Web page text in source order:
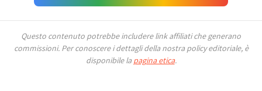
Questo contenuto potrebbe includere link affiliati che generano
commissioni. Per conoscere i dettagli della nostra policy editoriale, è
disponibile la pagina etica.